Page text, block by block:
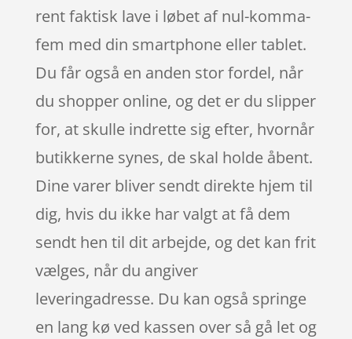
rent faktisk lave i løbet af nul-komma-
fem med din smartphone eller tablet.
Du får også en anden stor fordel, når
du shopper online, og det er du slipper
for, at skulle indrette sig efter, hvornår
butikkerne synes, de skal holde åbent.
Dine varer bliver sendt direkte hjem til
dig, hvis du ikke har valgt at få dem
sendt hen til dit arbejde, og det kan frit
vælges, når du angiver
leveringadresse. Du kan også springe
en lang kø ved kassen over så gå let og